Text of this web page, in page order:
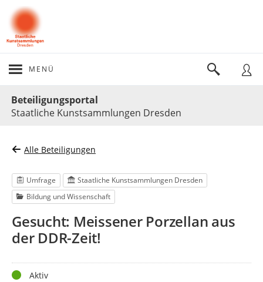
MENÜ
Beteiligungsportal
Staatliche Kunstsammlungen Dresden
Alle Beteiligungen
Umfrage
Staatliche Kunstsammlungen Dresden
Bildung und Wissenschaft
Gesucht: Meissener Porzellan aus
der DDR-Zeit!
StatusAktiv